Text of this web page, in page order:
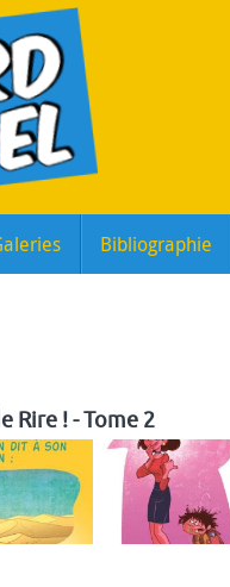
Bibliographie
Rire ! - Tome 2